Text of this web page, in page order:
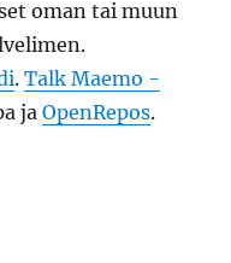
tarjoamien